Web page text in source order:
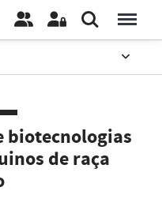
biotecnologias
de raça